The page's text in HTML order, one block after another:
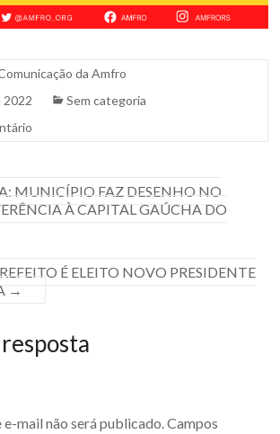
da Amfro
2022
Sem categoria
MUNICÍPIO FAZ DESENHO NO
À CAPITAL GAÚCHA DO
É ELEITO NOVO PRESIDENTE
→
e-mail não será publicado. Campos